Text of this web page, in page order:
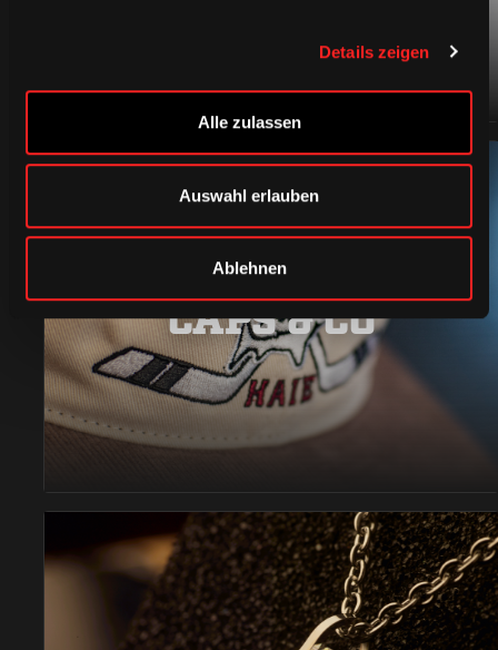
Details zeigen
Alle zulassen
Auswahl erlauben
Ablehnen
CAPS & CO